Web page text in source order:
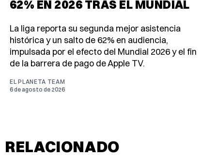
62% EN 2026 TRAS EL MUNDIAL
La liga reporta su segunda mejor asistencia
histórica y un salto de 62% en audiencia,
impulsada por el efecto del Mundial 2026 y el fin
de la barrera de pago de Apple TV.
EL PLANETA TEAM
6 de agosto de 2026
RELACIONADO